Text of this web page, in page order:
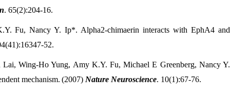
. 65(2):204-16.
Fu, Nancy Y. Ip*. Alpha2-chimaerin interacts with EphA4 and
52.
Wing-Ho Yung, Amy K.Y. Fu, Michael E Greenberg, Nancy Y.
mechanism. (2007) Nature Neuroscience. 10(1):67-76.